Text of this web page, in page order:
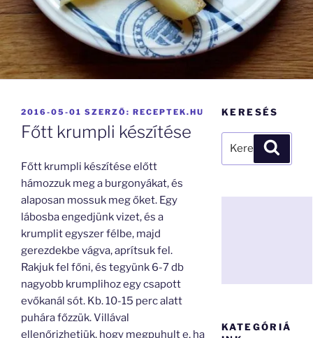
BEKÜLDVE:
2016-05-01 SZERZŐ: RECEPTEK.HU
Főtt krumpli készítése
Főtt krumpli készítése előtt
hámozzuk meg a burgonyákat, és
alaposan mossuk meg őket. Egy
lábosba engedjünk vizet, és a
krumplit egyszer félbe, majd
gerezdekbe vágva, aprítsuk fel.
Rakjuk fel főni, és tegyünk 6-7 db
nagyobb krumplihoz egy csapott
evőkanál sót. Kb. 10-15 perc alatt
puhára főzzük. Villával
ellenőrizhetjük, hogy megpuhult e, ha
KERESÉS
Keresés
KATEGÓRIÁ